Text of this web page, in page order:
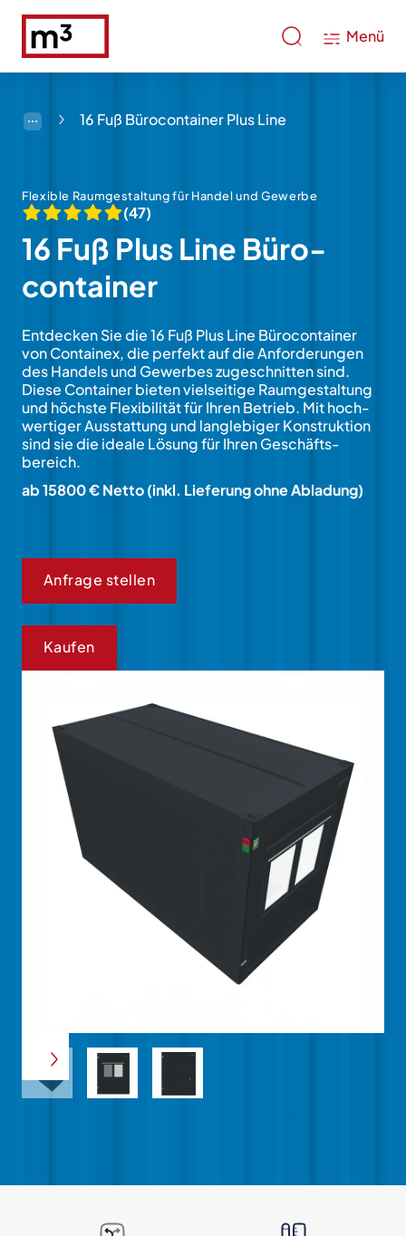
Menü
16 Fuß Bürocontainer Plus Line
Flexible Raum­gestal­tung für Handel und Gewerbe
(47)
16 Fuß Plus Line Büro­
container
Entdecken Sie die 16 Fuß Plus Line Büro­con­tainer
von Containex, die per­fekt auf die An­forde­rungen
des Handels und Ge­wer­bes zu­geschnit­ten sind.
Diese Con­tainer bieten viel­sei­tige Raum­gestal­tung
und höch­ste Flexi­bi­li­tät für Ihren Betrieb. Mit hoch­
wer­ti­ger Aus­stat­tung und lang­lebiger Kon­struk­tion
sind sie die ideale Lö­sung für Ihren Geschäfts­
bereich.
ab 15800 € Netto (inkl. Lieferung ohne Abladung)
Anfrage stellen
Kaufen